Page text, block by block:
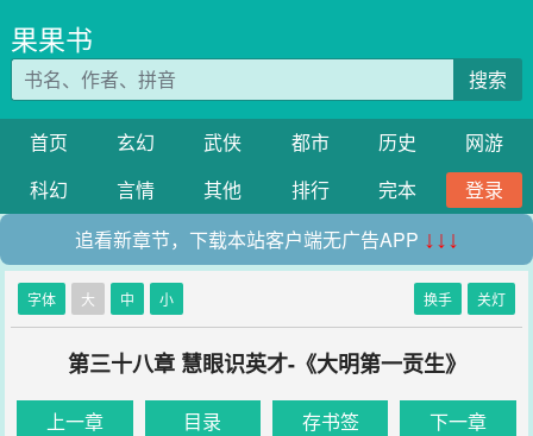
果果书
搜索
首页 玄幻 武侠 都市 历史
网游
科幻
言情 其他 排行 完本
登录
追看新章节，下载本站客户端无广告APP ↓↓↓
字体 大 中 小 换手 关灯
第三十八章 慧眼识英才-《大明第一贡生》
上一章 目录 存书签 下一章